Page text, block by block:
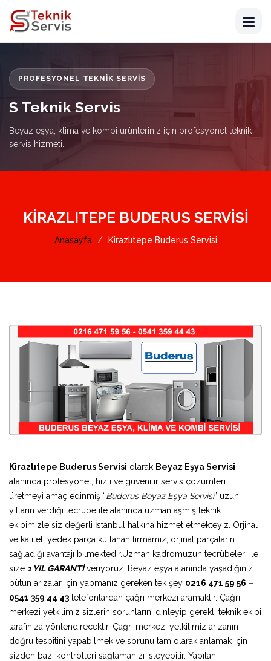
PROFESYONEL TEKNIK SERVIS
S Teknik Servis
Beyaz eşya, klima ve kombi ürünleriniz için profesyonel teknik
servis hizmeti.
KIRAZLITEPE BUDERUS SERVISI
Anasayfa Kirazlıtepe Buderus Servisi
Kirazlıtepe Buderus Servisi olarak Beyaz Eşya Servisi
alanında profesyonel, hızlı ve güvenilir servis çözümleri
üretmeyi amaç edinmiş “Buderus Beyaz Eşya Servisi” uzun
yılların verdiği tecrübe ile alanında uzmanlaşmış teknik
ekibimizle siz değerli İstanbul halkına hizmet etmekteyiz. Orjinal
ve kaliteli yedek parça kullanan firmamız, orjinal parçaların
sağladığı avantajı bilmektedir.Uzman kadromuzun tecrübeleri ile
size 1 YIL GARANTİveriyoruz. Beyaz eşya alanında yaşadığınız
bütün arızalar için yapmanız gereken tek şey 0216 471 59 56 –
0541 359 44 43 telefonlardan çağrı merkezi aramaktır. Çağrı
merkezi yetkilimiz sizlerin sorunlarını dinleyip gerekli teknik ekibi
tarafınıza yönlendirecektir. Çağrı merkezi yetkilimiz arızanın
doğru tespitini yapabilmek ve sorunu tam olarak anlamak için
sizden bazı kontrolleri sağlamanızı isteyebilir. Yapılan